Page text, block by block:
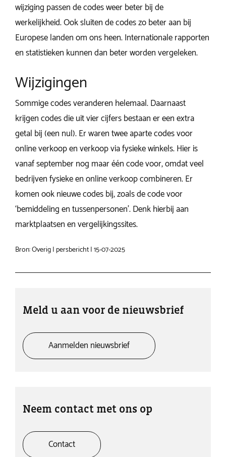
Meld u aan voor de nieuwsbrief
Aanmelden nieuwsbrief
Neem contact met ons op
Contact
wijziging passen de codes weer beter bij de
werkelijkheid. Ook sluiten de codes zo beter aan bij
Europese landen om ons heen. Internationale rapporten
en statistieken kunnen dan beter worden vergeleken.
Wijzigingen
Sommige codes veranderen helemaal. Daarnaast
krijgen codes die uit vier cijfers bestaan er een extra
getal bij (een nul). Er waren twee aparte codes voor
online verkoop en verkoop via fysieke winkels. Hier is
vanaf september nog maar één code voor, omdat veel
bedrijven fysieke en online verkoop combineren. Er
komen ook nieuwe codes bij, zoals de code voor
‘bemiddeling en tussenpersonen’. Denk hierbij aan
marktplaatsen en vergelijkingssites.
Bron: Overig | persbericht | 15-07-2025